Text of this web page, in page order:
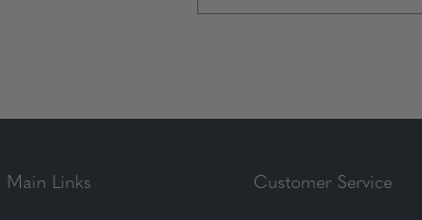
Main Links Customer Service